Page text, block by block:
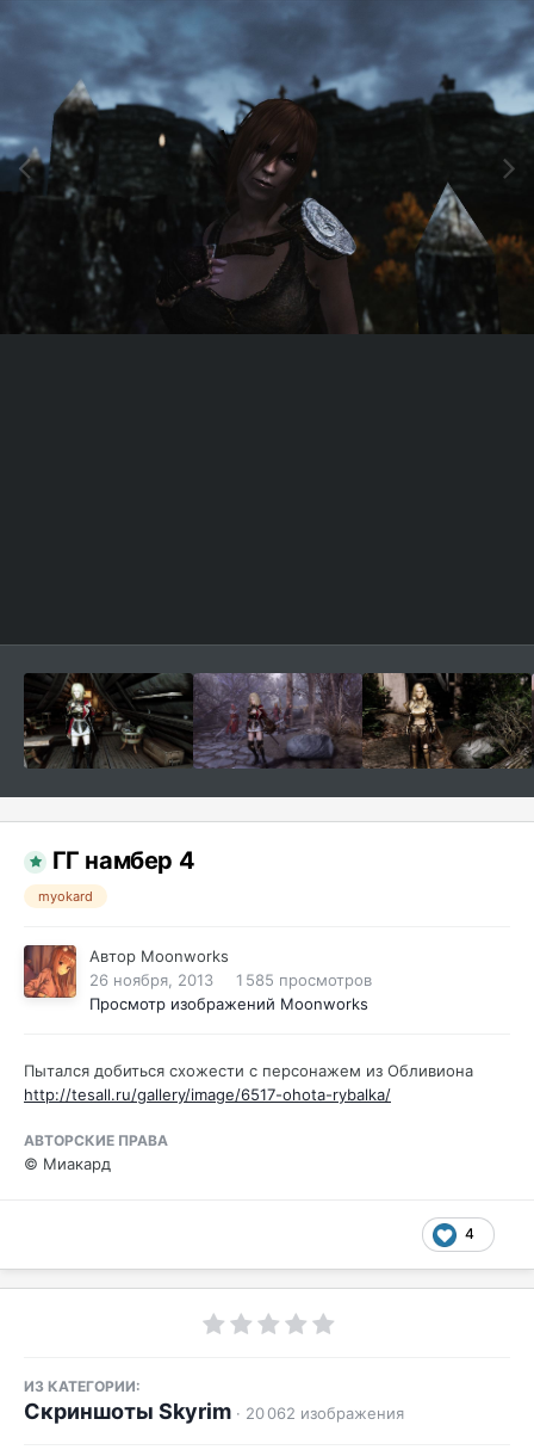
ГГ намбер 4
myokard
Автор Moonworks
26 ноября, 2013
1 585 просмотров
Просмотр изображений Moonworks
Пытался добиться схожести с персонажем из Обливиона
http://tesall.ru/gallery/image/6517-ohota-rybalka/
АВТОРСКИЕ ПРАВА
© Миакард
4
ИЗ КАТЕГОРИИ:
Скриншоты Skyrim · 20 062 изображения